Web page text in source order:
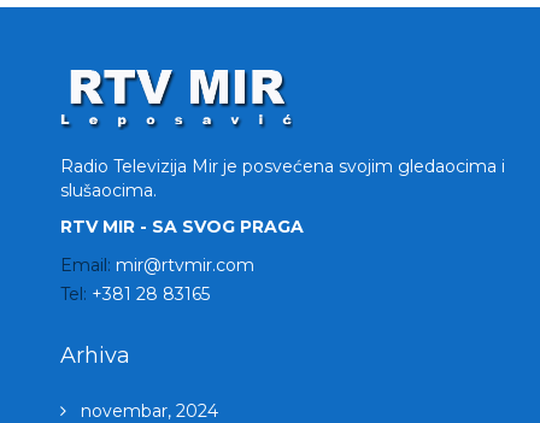
Radio Televizija Mir je posvećena svojim gledaocima i
slušaocima.
RTV MIR - SA SVOG PRAGA
Email: mir@rtvmir.com
Tel: +381 28 83165
Arhiva
novembar, 2024